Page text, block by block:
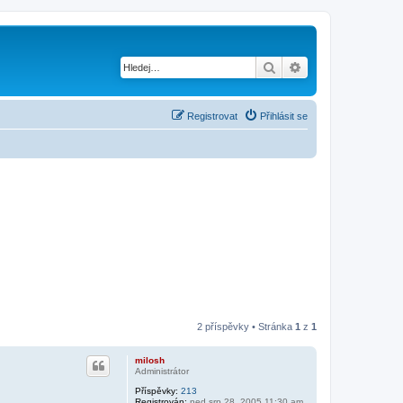
Hledat
Přihlásit se
Registrovat
2 příspěvky • Stránka 1 z 1
milosh
Administrátor
Příspěvky: 213